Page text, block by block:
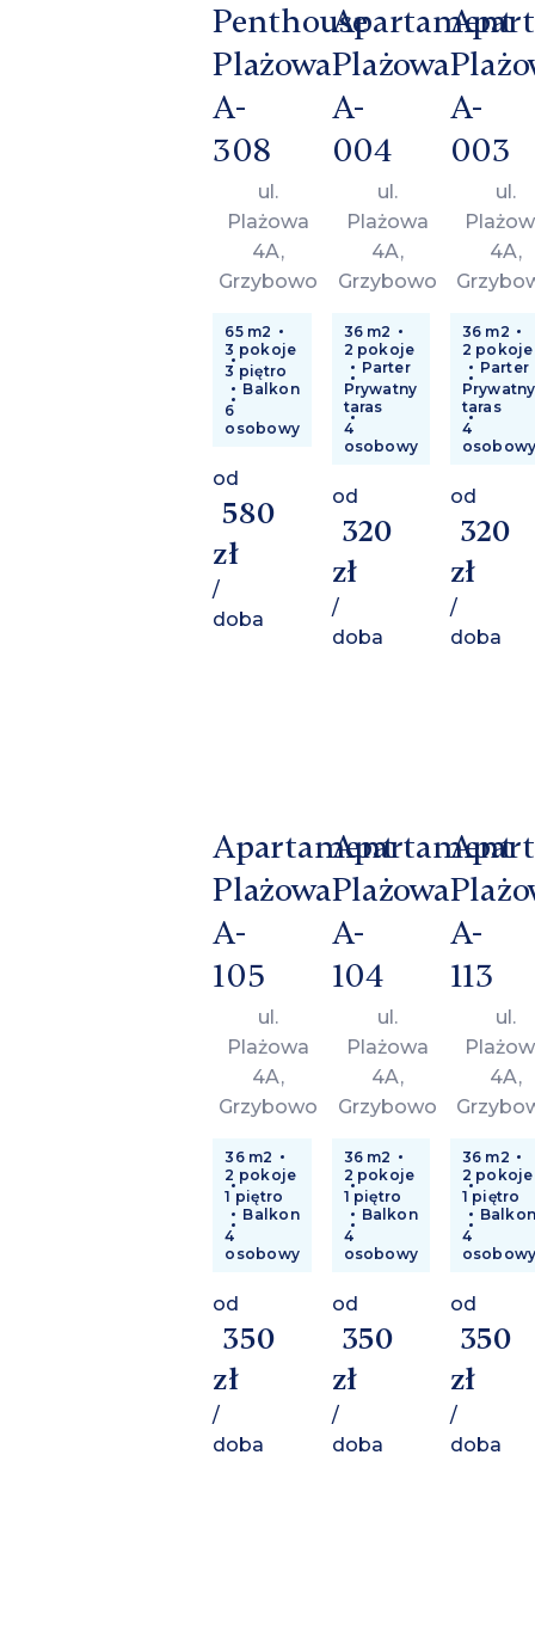
Penthouse
Plażowa
A-
308
ul.
Plażowa
4A,
Grzybowo
65 m2
3 pokoje
3 piętro
Balkon
6
osobowy
od
580
zł
/
doba
Apartament
Plażowa
A-
004
ul.
Plażowa
4A,
Grzybowo
36 m2
2 pokoje
Parter
Prywatny
taras
4
osobowy
od
320
zł
/
doba
A-
003
ul.
4A,
36 m2
2 pokoje
Parter
Prywatny
taras
4
od
320
zł
/
doba
Apartament
Plażowa
A-
105
ul.
Plażowa
4A,
Grzybowo
36 m2
2 pokoje
1 piętro
Balkon
4
osobowy
od
350
zł
/
doba
Apartament
Plażowa
A-
104
ul.
Plażowa
4A,
Grzybowo
36 m2
2 pokoje
1 piętro
Balkon
4
osobowy
od
350
zł
/
doba
A-
113
ul.
4A,
36 m2
2 pokoje
1 piętro
4
od
350
zł
/
doba